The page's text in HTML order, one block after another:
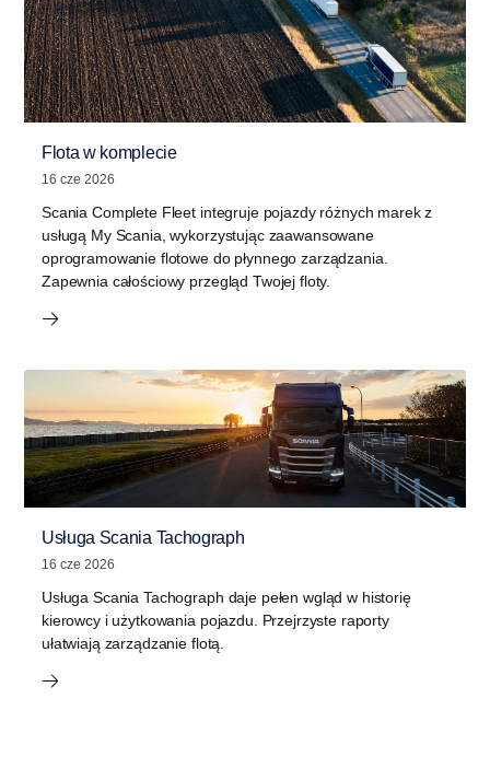
Flota w komplecie
16 cze 2026
Scania Complete Fleet integruje pojazdy różnych marek z
usługą My Scania, wykorzystując zaawansowane
oprogramowanie flotowe do płynnego zarządzania.
Zapewnia całościowy przegląd Twojej floty.
Usługa Scania Tachograph
16 cze 2026
Usługa Scania Tachograph daje pełen wgląd w historię
kierowcy i użytkowania pojazdu. Przejrzyste raporty
ułatwiają zarządzanie flotą.